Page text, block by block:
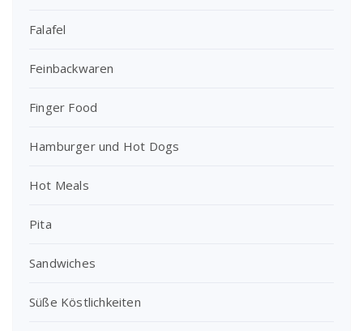
Falafel
Feinbackwaren
Finger Food
Hamburger und Hot Dogs
Hot Meals
Pita
Sandwiches
Süße Köstlichkeiten